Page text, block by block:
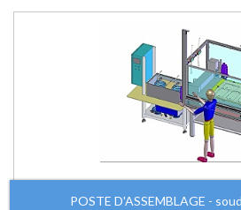
POSTE D'ASSEMBLAGE -